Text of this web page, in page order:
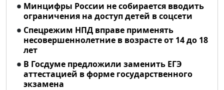
Минцифры России не собирается вводить
ограничения на доступ детей в соцсети
Спецрежим НПД вправе применять
несовершеннолетние в возрасте от 14 до 18
лет
В Госдуме предложили заменить ЕГЭ
аттестацией в форме государственного
экзамена